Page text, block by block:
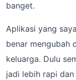
banget.
Aplikasi yang
benar mengubah
keluarga. Dulu
jadi lebih rapi